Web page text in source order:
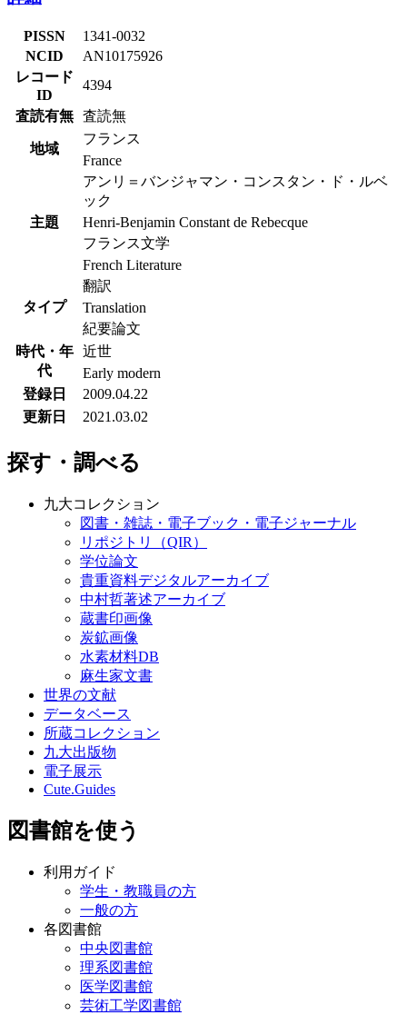
PISSN
1341-0032
NCID
AN10175926
レコード
ID
4394
査読有無 査読無
地域
フランス
France
主題
アンリ＝バンジャマン・コンスタン・ド・ルベ
ック
Henri-Benjamin Constant de Rebecque
フランス文学
French Literature
タイプ
翻訳
Translation
紀要論文
時代・年
代
近世
Early modern
登録日
2009.04.22
更新日
2021.03.02
探す・調べる
九大コレクション
図書・雑誌・電子ブック・電子ジャーナル
リポジトリ（QIR）
学位論文
貴重資料デジタルアーカイブ
中村哲著述アーカイブ
蔵書印画像
炭鉱画像
水素材料DB
麻生家文書
世界の文献
データベース
所蔵コレクション
九大出版物
電子展示
Cute.Guides
図書館を使う
利用ガイド
学生・教職員の方
一般の方
各図書館
中央図書館
理系図書館
医学図書館
芸術工学図書館